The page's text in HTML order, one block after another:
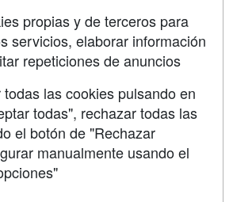
femeninas
propias y de terceros para
servicios, elaborar información
repeticiones de anuncios
las cookies pulsando en
todas", rechazar todas las
el botón de "Rechazar
manualmente usando el